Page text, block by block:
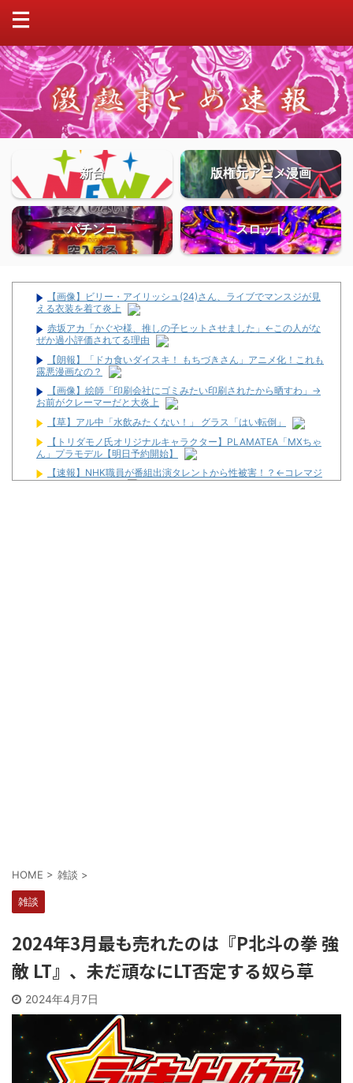
新台 版権元アニメ漫画
パチンコ スロット
【画像】ビリー・アイリッシュ(24)さん、ライブでマンスジが見
える衣装を着て炎上
赤坂アカ「かぐや様、推しの子ヒットさせました」←この人がな
ぜか過小評価されてる理由
【朗報】「ドカ食いダイスキ！ もちづきさん」アニメ化！これも
露悪漫画なの？
【画像】絵師「印刷会社にゴミみたい印刷されたから晒すわ」→
お前がクレーマーだと大炎上
【草】アル中「水飲みたくない！」 グラス「はい転倒」
【トリダモノ氏オリジナルキャラクター】PLAMATEA「MXちゃ
ん」プラモデル【明日予約開始】
【速報】NHK職員が番組出演タレントから性被害！？←コレマジ
ならヤバくねーか？
HOME > 雑談 >
雑談
2024年3月最も売れたのは『P北斗の拳 強
敵 LT』、未だ頑なにLT否定する奴ら草
2024年4月7日